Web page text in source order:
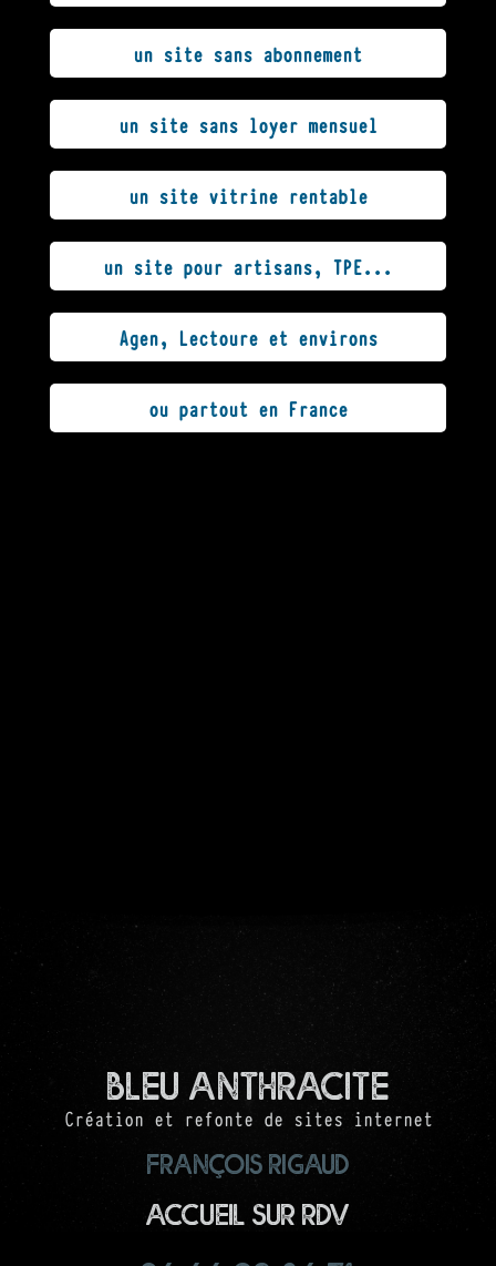
un site sans abonnement
un site sans loyer mensuel
un site vitrine rentable
un site pour artisans, TPE...
Agen, Lectoure et environs
ou partout en France
Bleu Anthracite
Création et refonte de sites internet
François RIGAUD
Accueil sur RDV